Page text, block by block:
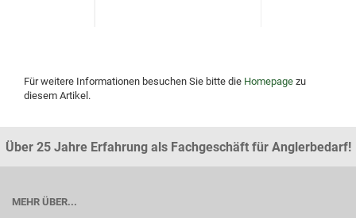
Für weitere Informationen besuchen Sie bitte die Homepage zu
diesem Artikel.
Über 25 Jahre Erfahrung als Fachgeschäft für Anglerbedarf!
MEHR ÜBER...